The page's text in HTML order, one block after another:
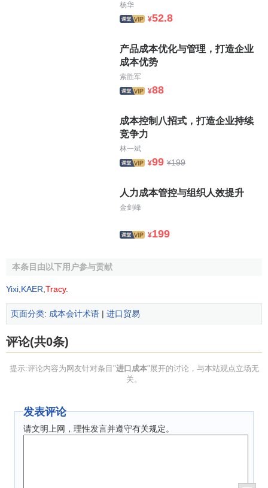
杨华
¥52.8
产品成本优化与管理，打造企业
成本优势
索胜军
¥88
成本控制八招式，打造企业持续
竞争力
林一斌
¥99 ¥199
人力成本管控与组织人效提升
金剑峰
¥199
本条目由以下用户参与贡献
Yixi KAER Tracy.
页面分类: 成本会计术语 | 进口贸易
评论(共0条)
提示:评论内容为网友针对条目"进口成本"展开的讨论，与本站观点立场无
关。
发表评论
请文明上网，理性发言并遵守有关规定。